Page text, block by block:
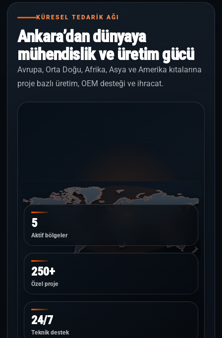
KÜRESEL TEDARİK AĞI
Ankara’dan dünyaya
mühendislik ve üretim gücü
Avrupa, Orta Doğu, Afrika, Asya ve Amerika kıtalarına
proje bazlı üretim, OEM desteği ve ihracat.
5
Aktif bölgeler
250+
Özel proje
24/7
Teknik destek